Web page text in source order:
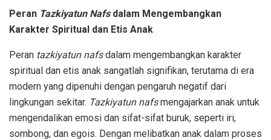
Peran Tazkiyatun Nafsdalam Mengembangkan
Karakter Spiritual dan Etis Anak
Peran tazkiyatun nafsdalam mengembangkan karakter
spiritual dan etis anak sangatlah signifikan, terutama di era
modern yang dipenuhi dengan pengaruh negatif dari
lingkungan sekitar. Tazkiyatun nafsmengajarkan anak untuk
mengendalikan emosi dan sifat-sifat buruk, seperti iri,
sombong, dan egois. Dengan melibatkan anak dalam proses